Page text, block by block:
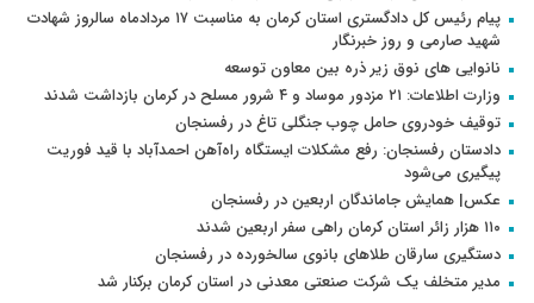
پیام رئیس کل دادگستری استان کرمان به مناسبت ۱۷ مردادماه سالروز شهادت
شهید صارمی و روز خبرنگار
نانوایی های نوق زیر ذره بین معاون توسعه
وزارت اطلاعات: ۲۱ مزدور موساد و ۴ شرور مسلح در کرمان بازداشت شدند
توقیف خودروی حامل چوب جنگلی تاغ در رفسنجان
دادستان رفسنجان: رفع مشکلات ایستگاه راه‌آهن احمدآباد با قید فوریت
پیگیری می‌شود
عکس| همایش جاماندگان اربعین در رفسنجان
۱۱۰ هزار زائر استان کرمان راهی سفر اربعین شدند
دستگیری سارقان طلاهای بانوی سالخورده در رفسنجان
مدیر متخلف یک شرکت صنعتی معدنی در استان کرمان برکنار شد